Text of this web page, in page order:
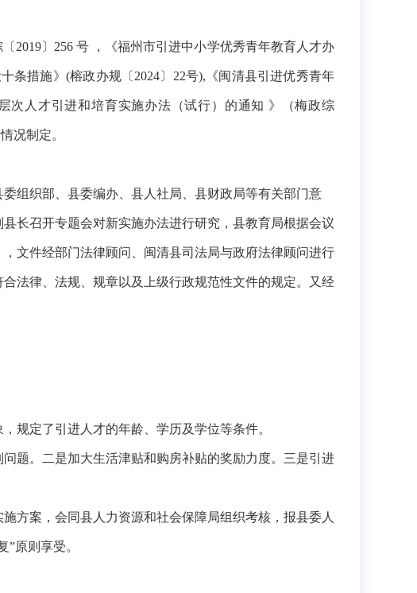
2019〕256 号 ，《福州市引进中小学优秀青年教育人才办
条措施》(榕政办规〔2024〕22号), 《闽清县引进优秀青年
次人才引进和培育实施办法（试行）的通知 》（梅政综
况制定。
组织部、县委编办、县人社局、县财政局等有关部门意
县长召开专题会对新实施办法进行研究，县教育局根据会议
，文件经部门法律顾问、闽清县司法局与政府法律顾问进行
法律、法规、规章以及上级行政规范性文件的规定。 又经
， 规定了引进人才的年龄、学历及学位等条件。
题。 二是加大生活津贴和购房补贴的奖励力度。三是引进
方案，会同县人力资源和社会保障局组织考核，报县委人
原则享受。